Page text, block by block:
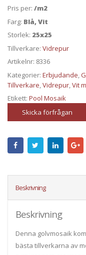
Pris per: /m2
Farg: Blå, Vit
Storlek: 25x25
Tillverkare: Vidrepur
Artikelnr: 8336
Kategorier: Erbjudande,
Tillverkare,Vidrepur,Vit
Etikett: Pool Mosaik
Skicka förfrågan
Beskrivning
Beskrivning
Denna golvmosaik
bästa tillverkarna av